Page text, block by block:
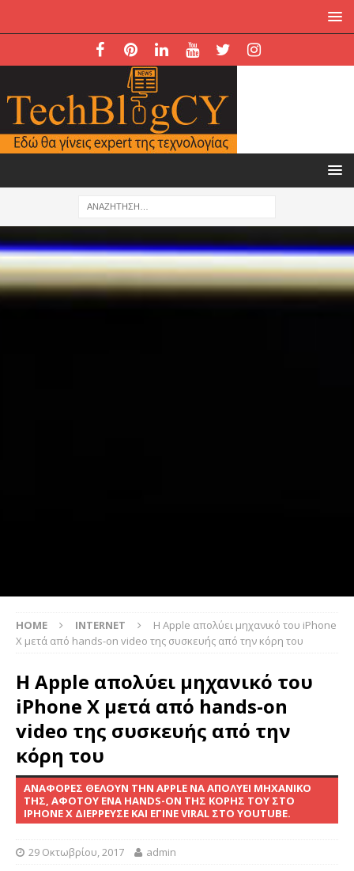
HOME INTERNET
H Apple απολύει μηχανικό του iPhone
X μετά από hands-on video της συσκευής από την κόρη του
H Apple απολύει μηχανικό του
iPhone X μετά από hands-on
video της συσκευής από την
κόρη του
ΑΝΑΦΟΡΈΣ ΘΈΛΟΥΝ ΤΗΝ APPLE ΝΑ ΑΠΟΛΎΕΙ ΜΗΧΑΝΙΚΌ
ΤΗΣ, ΑΦΌΤΟΥ ΈΝΑ HANDS-ON ΤΗΣ ΚΌΡΗΣ ΤΟΥ ΣΤΟ
IPHONE X ΔΙΈΡΡΕΥΣΕ ΚΑΙ ΈΓΙΝΕ VIRAL ΣΤΟ YOUTUBE.
29 Οκτωβρίου, 2017 admin